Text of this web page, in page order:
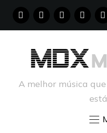
FACEBOOKINSTAGRAM
YOUTUBE
A melhor música